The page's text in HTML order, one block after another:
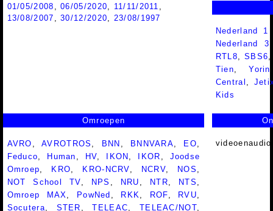
01/05/2008 ,06/05/2020 11/11/2011
13/08/2007 ,30/12/2020
23/08/1997
Nederland
Nederland
RTL8,SBS6
Tien,Yorin
Central ,
Kids
Omroepen
AVRO ,AVROTROS BNN BNNVARA EO
Feduco
Human HV IKON IKOR
Joodse
Omroep
KRO KRO-NCRV NCRV NOS
NOT School TV
NPS NRU NTR NTS
Omroep MAX
PowNed RKK ROF RVU
Socutera
STER ,TELEAC TELEAC/NOT